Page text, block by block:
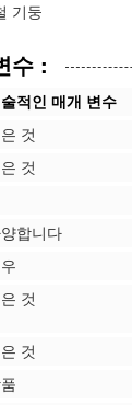
기둥
수 :
적인 매개 변수
것
것
합니다
것
것